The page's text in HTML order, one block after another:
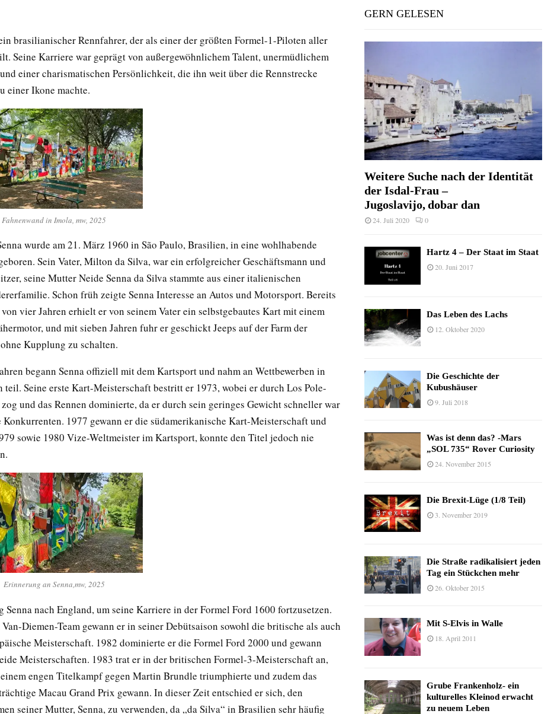
brasilianischer Rennfahrer, der als einer der größten Formel-1-Piloten aller
Seine Karriere war geprägt von außergewöhnlichem Talent, unermüdlichem
einer charismatischen Persönlichkeit, die ihn weit über die Rennstrecke
einer Ikone machte.
Fahnenwand in Imola, mw, 2025
wurde am 21. März 1960 in São Paulo, Brasilien, in eine wohlhabende
Sein Vater, Milton da Silva, war ein erfolgreicher Geschäftsmann und
seine Mutter Neide Senna da Silva stammte aus einer italienischen
Schon früh zeigte Senna Interesse an Autos und Motorsport. Bereits
vier Jahren erhielt er von seinem Vater ein selbstgebautes Kart mit einem
und mit sieben Jahren fuhr er geschickt Jeeps auf der Farm der
Kupplung zu schalten.
begann Senna offiziell mit dem Kartsport und nahm an Wettbewerben in
teil. Seine erste Kart-Meisterschaft bestritt er 1973, wobei er durch Los Pole-
und das Rennen dominierte, da er durch sein geringes Gewicht schneller war
Konkurrenten. 1977 gewann er die südamerikanische Kart-Meisterschaft und
sowie 1980 Vize-Weltmeister im Kartsport, konnte den Titel jedoch nie
Erinnerung an Senna,mw, 2025
Senna nach England, um seine Karriere in der Formel Ford 1600 fortzusetzen.
Diemen-Team gewann er in seiner Debütsaison sowohl die britische als auch
Meisterschaft. 1982 dominierte er die Formel Ford 2000 und gewann
Meisterschaften. 1983 trat er in der britischen Formel-3-Meisterschaft an,
engen Titelkampf gegen Martin Brundle triumphierte und zudem das
Macau Grand Prix gewann. In dieser Zeit entschied er sich, den
seiner Mutter, Senna, zu verwenden, da „da Silva“ in Brasilien sehr häufig
GERN GELESEN
Weitere Suche nach der Identität
der Isdal-Frau –
Jugoslavijo, dobar dan
24. Juli 2020 0
Hartz 4 – Der Staat im Staat
20. Juni 2017
Das Leben des Lachs
12. Oktober 2020
Die Geschichte der
Kubushäuser
9. Juli 2018
Was ist denn das? -Mars
„SOL 735“ Rover Curiosity
24. November 2015
Die Brexit-Lüge (1/8 Teil)
3. November 2019
Die Straße radikalisiert jeden
Tag ein Stückchen mehr
26. Oktober 2015
Mit S-Elvis in Walle
18. April 2011
Grube Frankenholz- ein
kulturelles Kleinod erwacht
zu neuem Leben